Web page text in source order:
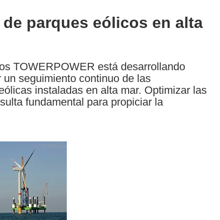
parques eólicos en alta
TOWERPOWER está desarrollando
seguimiento continuo de las
instaladas en alta mar. Optimizar las
fundamental para propiciar la